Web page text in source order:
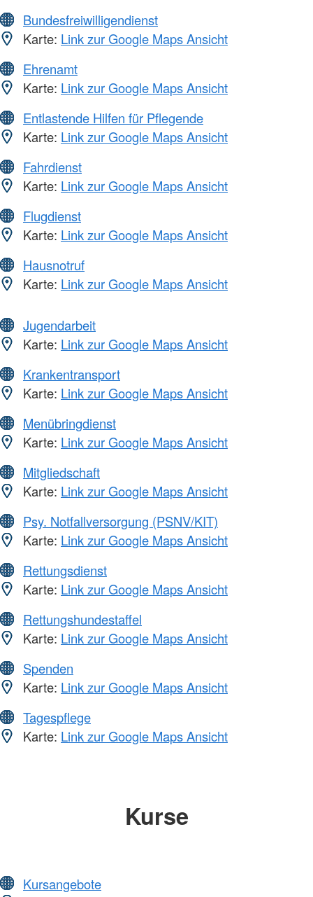
Bundesfreiwilligendienst
Karte: Link zur Google Maps Ansicht
Ehrenamt
Karte: Link zur Google Maps Ansicht
Entlastende Hilfen für Pflegende
Karte: Link zur Google Maps Ansicht
Fahrdienst
Karte: Link zur Google Maps Ansicht
Flugdienst
Karte: Link zur Google Maps Ansicht
Hausnotruf
Karte: Link zur Google Maps Ansicht
Jugendarbeit
Karte: Link zur Google Maps Ansicht
Krankentransport
Karte: Link zur Google Maps Ansicht
Menübringdienst
Karte: Link zur Google Maps Ansicht
Mitgliedschaft
Karte: Link zur Google Maps Ansicht
Psy. Notfallversorgung (PSNV/KIT)
Karte: Link zur Google Maps Ansicht
Rettungsdienst
Karte: Link zur Google Maps Ansicht
Rettungshundestaffel
Karte: Link zur Google Maps Ansicht
Spenden
Karte: Link zur Google Maps Ansicht
Tagespflege
Karte: Link zur Google Maps Ansicht
Kurse
Kursangebote